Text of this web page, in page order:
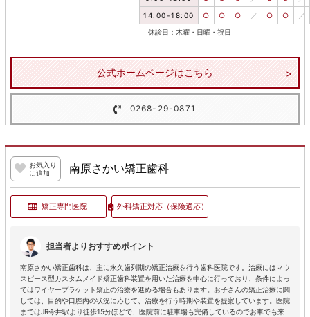
14:00-18:00 ○ ○ ○ ／ ○ ○ ／
休診日：木曜・日曜・祝日
公式ホームページはこちら
0268-29-0871
お気入り
に追加
南原さかい矯正歯科
矯正専門医院 外科矯正対応（保険適応）
担当者よりおすすめポイント
南原さかい矯正歯科は、主に永久歯列期の矯正治療を行う歯科医院です。治療にはマウ
スピース型カスタムメイド矯正歯科装置を用いた治療を中心に行っており、条件によっ
てはワイヤーブラケット矯正の治療を進める場合もあります。お子さんの矯正治療に関
しては、目的や口腔内の状況に応じて、治療を行う時期や装置を提案しています。医院
まではJR今井駅より徒歩15分ほどで、医院前に駐車場も完備しているのでお車でも来